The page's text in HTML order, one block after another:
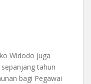
Widodo juga
tahun
bagi Pegawai